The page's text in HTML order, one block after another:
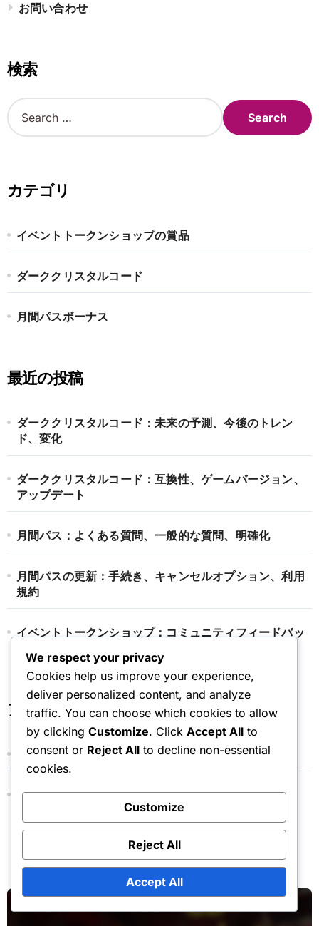
お問い合わせ
検索
S
e
f
r
カテゴリ
イベントトークンショップの賞品
ダーククリスタルコード
月間パスボーナス
最近の投稿
ダーククリスタルコード：未来の予測、今後のトレン
ド、変化
ダーククリスタルコード：互換性、ゲームバージョン、
アップデート
月間パス：よくある質問、一般的な質問、明確化
月間パスの更新：手続き、キャンセルオプション、利用
規約
イベントトークンショップ：コミュニティフィードバッ
アーカイブ
March 2026
February 2026
You Missed
We respect your privacy
Cookies help us improve your experience,
deliver personalized content, and analyze
traffic. You can choose which cookies to allow
by clicking Customize. Click Accept All to
consent or Reject All to decline non-essential
cookies.
Customize
Reject All
Accept All